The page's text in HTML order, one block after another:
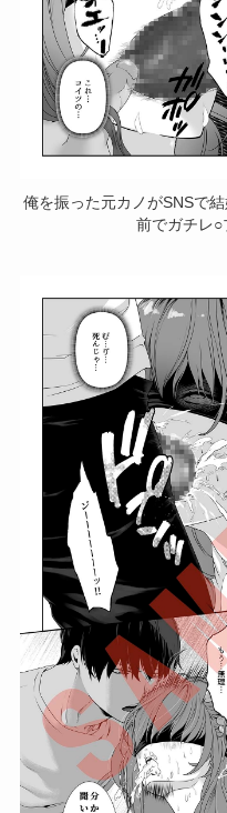
俺を振った元カノがSNSで
前でガチレ○